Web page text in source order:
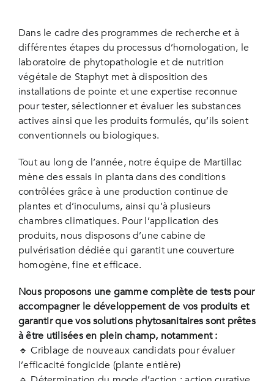
Dans le cadre des programmes de recherche et à
différentes étapes du processus d’homologation, le
laboratoire de phytopathologie et de nutrition
végétale de Staphyt met à disposition des
installations de pointe et une expertise reconnue
pour tester, sélectionner et évaluer les substances
actives ainsi que les produits formulés, qu’ils soient
conventionnels ou biologiques.
Tout au long de l’année, notre équipe de Martillac
mène des essais in planta dans des conditions
contrôlées grâce à une production continue de
plantes et d’inoculums, ainsi qu’à plusieurs
chambres climatiques. Pour l’application des
produits, nous disposons d’une cabine de
pulvérisation dédiée qui garantit une couverture
homogène, fine et efficace.
Nous proposons une gamme complète de tests pour
accompagner le développement de vos produits et
garantir que vos solutions phytosanitaires sont prêtes
à être utilisées en plein champ, notamment :
🔹 Criblage de nouveaux candidats pour évaluer
l’efficacité fongicide (plante entière)